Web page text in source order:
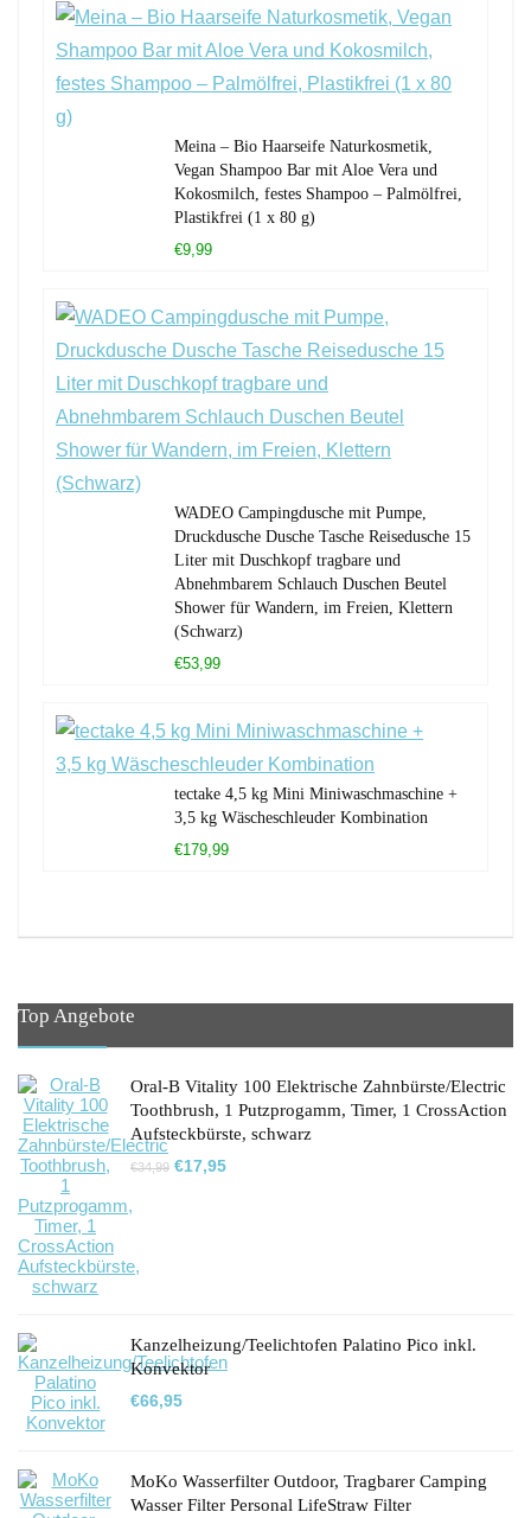
Meina – Bio Haarseife Naturkosmetik,
Vegan Shampoo Bar mit Aloe Vera und
Kokosmilch, festes Shampoo – Palmölfrei,
Plastikfrei (1 x 80 g)
€9,99
WADEO Campingdusche mit Pumpe,
Druckdusche Dusche Tasche Reisedusche 15
Liter mit Duschkopf tragbare und
Abnehmbarem Schlauch Duschen Beutel
Shower für Wandern, im Freien, Klettern
(Schwarz)
€53,99
tectake 4,5 kg Mini Miniwaschmaschine +
3,5 kg Wäscheschleuder Kombination
€179,99
Top Angebote
Oral-B Vitality 100 Elektrische Zahnbürste/Electric
Toothbrush, 1 Putzprogamm, Timer, 1 CrossAction
Aufsteckbürste, schwarz
€34,99 Ursprünglicher
€17,95Aktueller
Kanzelheizung/Teelichtofen Palatino Pico inkl.
Konvektor
€66,95
MoKo Wasserfilter Outdoor, Tragbarer Camping
Wasser Filter Personal LifeStraw Filter